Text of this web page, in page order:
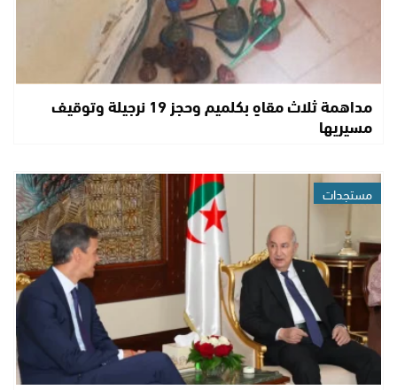
مداهمة ثلاث مقاهٍ بكلميم وحجز 19 نرجيلة وتوقيف
مسيريها
مستجدات